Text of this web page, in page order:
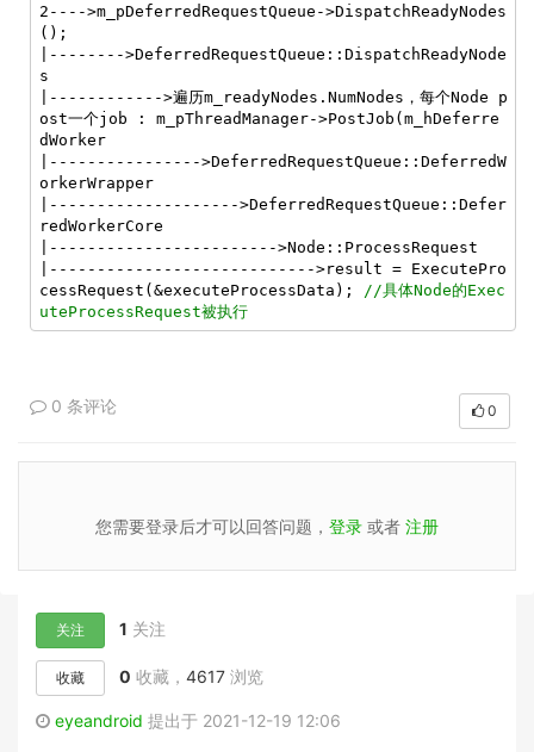
2 ---->m_pDeferredRequestQueue->DispatchReadyNodes
();
|-------->DeferredRequestQueue::DispatchReadyNode
s
|------------>遍历m_readyNodes.NumNodes，每个Node p
ost一个job : m_pThreadManager->PostJob(m_hDeferre
dWorker
|---------------->DeferredRequestQueue::DeferredW
orkerWrapper
|-------------------->DeferredRequestQueue::Defer
redWorkerCore
|------------------------>Node::ProcessRequest
|---------------------------->result = ExecutePro
cessRequest(&executeProcessData);
//具体Node的Exec
uteProcessRequest被执行
0 条评论 0
您需要登录后才可以回答问题， 登录 或者 注册
关注 1 关注
收藏 0 收藏， 4617 浏览
eyeandroid 提出于 2021-12-19 12:06